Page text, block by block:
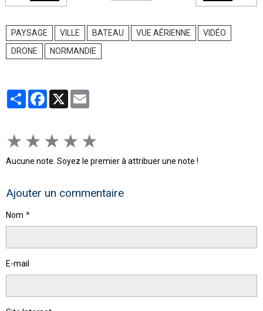
PAYSAGE VILLE BATEAU VUE AÉRIENNE
VIDÉO
DRONE
NORMANDIE
PartagerFacebook
X
★ ★ ★ ★ ★
Aucune note. Soyez le premier à attribuer une note !
Ajouter un commentaire
Nom
E-mail